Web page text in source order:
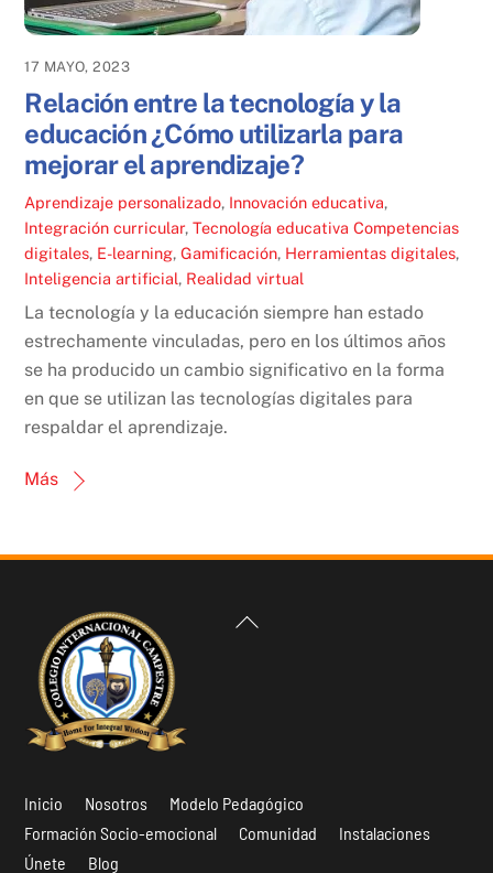
17 MAYO, 2023
Relación entre la tecnología y la
educación ¿Cómo utilizarla para
mejorar el aprendizaje?
Aprendizaje personalizado, Innovación educativa,
Integración curricular,Tecnología educativa Competencias
digitales, E-learning,Gamificación, Herramientas digitales,
Inteligencia artificial, Realidad virtual
La tecnología y la educación siempre han estado
estrechamente vinculadas, pero en los últimos años
se ha producido un cambio significativo en la forma
en que se utilizan las tecnologías digitales para
respaldar el aprendizaje.
Más
Back
Inicio Nosotros
Modelo Pedagógico
Formación Socio-emocional
Comunidad
Instalaciones
Únete
Blog